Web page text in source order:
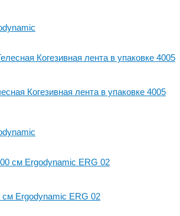
Когезивная лента в упаковке 4005
см Ergodynamic ERG 02